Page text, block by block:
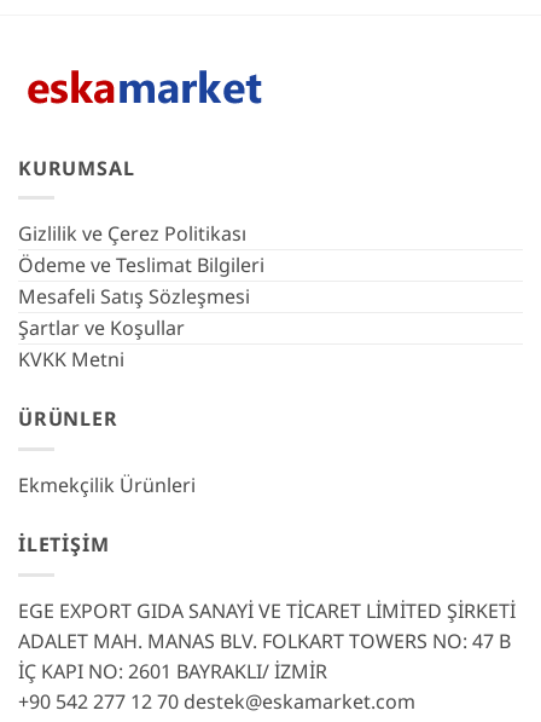
KURUMSAL
Gizlilik ve Çerez Politikası
Ödeme ve Teslimat Bilgileri
Mesafeli Satış Sözleşmesi
Şartlar ve Koşullar
KVKK Metni
ÜRÜNLER
Ekmekçilik Ürünleri
İLETIŞIM
EGE EXPORT GIDA SANAYİ VE TİCARET LİMİTED ŞİRKETİ
ADALET MAH. MANAS BLV. FOLKART TOWERS NO: 47 B
İÇ KAPI NO: 2601 BAYRAKLI/ İZMİR
+90 542 277 12 70 destek@eskamarket.com